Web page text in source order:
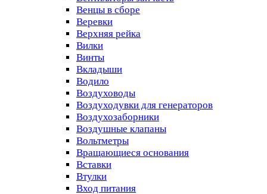
Венцы в сборе
Веревки
Верхняя рейка
Вилки
Винты
Вкладыши
Водило
Воздуховоды
Воздуходувки для генераторов
Воздухозаборники
Воздушные клапаны
Вольтметры
Вращающиеся основания
Вставки
Втулки
Вход питания